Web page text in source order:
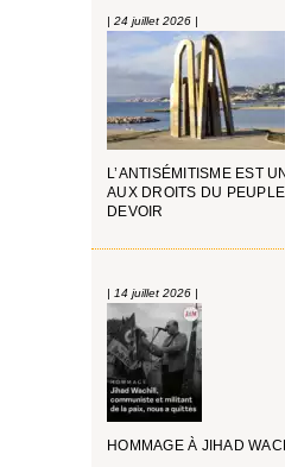
| 24 juillet 2026 |
L’ANTISÉMITISME EST
AUX DROITS DU
DEVOIR
| 14 juillet 2026 |
HOMMAGE À JIHAD